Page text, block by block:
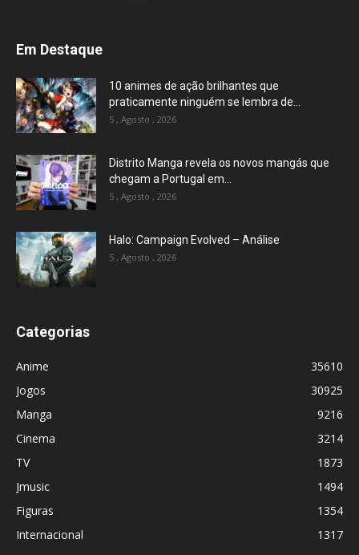
Em Destaque
10 animes de ação brilhantes que
praticamente ninguém se lembra de...
5 , Agosto , 2026
Distrito Manga revela os novos mangás que
chegam a Portugal em...
5 , Agosto , 2026
Halo: Campaign Evolved – Análise
5 , Agosto , 2026
Categorias
Anime
35610
Jogos
30925
Manga
9216
Cinema
3214
TV
1873
Jmusic
1494
Figuras
1354
Internacional
1317